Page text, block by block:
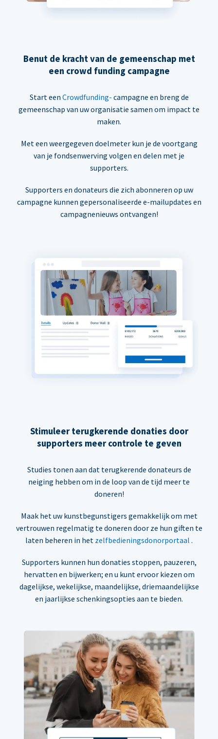
Benut de kracht van de gemeenschap met
een crowd funding campagne
Start een Crowdfunding- campagne en breng de
gemeenschap van uw organisatie samen om impact te
maken.
Met een weergegeven doelmeter kun je de voortgang
van je fondsenwerving volgen en delen met je
supporters.
Supporters en donateurs die zich abonneren op uw
campagne kunnen gepersonaliseerde e-mailupdates en
campagnenieuws ontvangen!
Stimuleer terugkerende donaties door
supporters meer controle te geven
Studies tonen aan dat terugkerende donateurs de
neiging hebben om in de loop van de tijd meer te
doneren!
Maak het uw kunstbegunstigers gemakkelijk om met
vertrouwen regelmatig te doneren door ze hun giften te
laten beheren in het zelfbedieningsdonorportaal .
Supporters kunnen hun donaties stoppen, pauzeren,
hervatten en bijwerken; en u kunt ervoor kiezen om
dagelijkse, wekelijkse, maandelijkse, driemaandelijkse
en jaarlijkse schenkingsopties aan te bieden.